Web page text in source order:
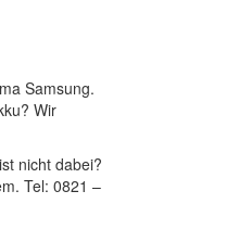
Samsung.
Wir
nicht dabei?
Tel: 0821 –